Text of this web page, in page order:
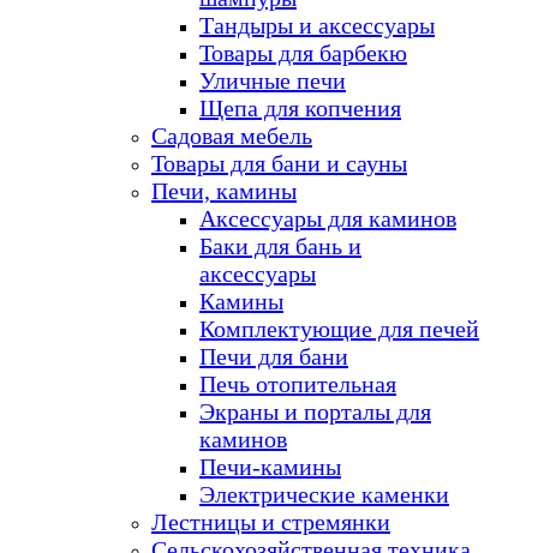
Тандыры и аксессуары
Товары для барбекю
Уличные печи
Щепа для копчения
Садовая мебель
Товары для бани и сауны
Печи, камины
Аксессуары для каминов
Баки для бань и
аксессуары
Камины
Комплектующие для печей
Печи для бани
Печь отопительная
Экраны и порталы для
каминов
Печи-камины
Электрические каменки
Лестницы и стремянки